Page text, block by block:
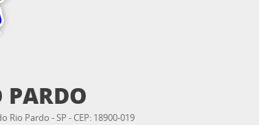
PARDO
Pardo - SP - CEP: 18900-019